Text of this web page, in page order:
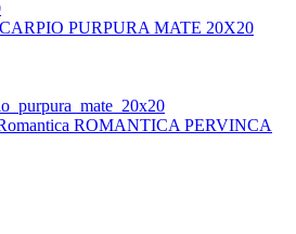
PURPURA MATE 20X20
ROMANTICA PERVINCA